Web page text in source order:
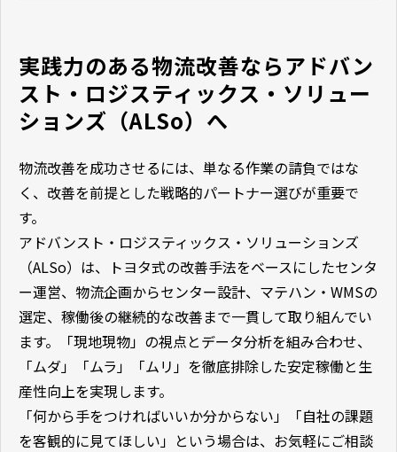
実践力のある物流改善ならアドバン
スト・ロジスティックス・ソリュー
ションズ（ALSo）へ
物流改善を成功させるには、単なる作業の請負ではな
く、改善を前提とした戦略的パートナー選びが重要で
す。
アドバンスト・ロジスティックス・ソリューションズ
（ALSo）は、トヨタ式の改善手法をベースにしたセンタ
ー運営、物流企画からセンター設計、マテハン・WMSの
選定、稼働後の継続的な改善まで一貫して取り組んでい
ます。「現地現物」の視点とデータ分析を組み合わせ、
「ムダ」「ムラ」「ムリ」を徹底排除した安定稼働と生
産性向上を実現します。
「何から手をつければいいか分からない」「自社の課題
を客観的に見てほしい」という場合は、お気軽にご相談